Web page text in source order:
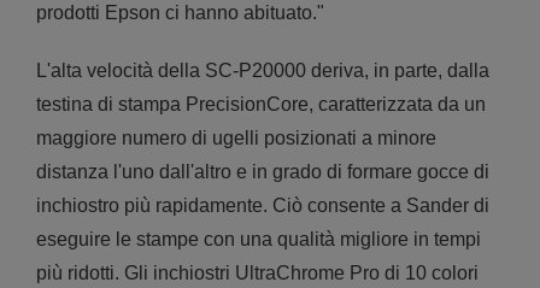
prodotti Epson ci hanno abituato."
L'alta velocità della SC-P20000 deriva, in parte, dalla
testina di stampa PrecisionCore, caratterizzata da un
maggiore numero di ugelli posizionati a minore
distanza l'uno dall'altro e in grado di formare gocce di
inchiostro più rapidamente. Ciò consente a Sander di
eseguire le stampe con una qualità migliore in tempi
più ridotti. Gli inchiostri UltraChrome Pro di 10 colori